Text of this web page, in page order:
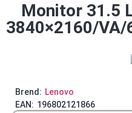
Monitor 31.5
3840×2160/
Brend: Lenovo
EAN: 196802121866